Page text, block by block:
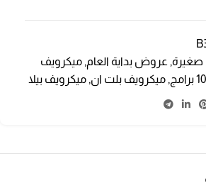
صغيرة, عروض بداية العام, ميكرويف
, ميكرويف بلت ان, ميكرويف بيلا